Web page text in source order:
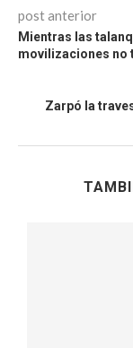
post anterior
Mientras las
movilizaciones no
Zarpó la